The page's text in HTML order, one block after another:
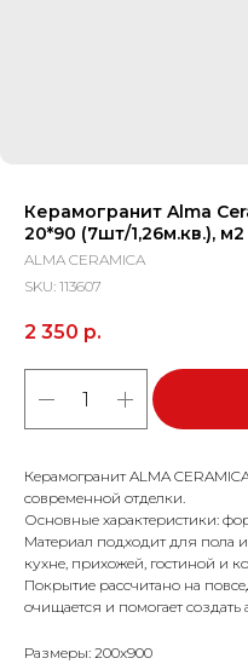
Керамогранит Alma
20*90 (7шт/1,26м.кв.), м2
ALMA CERAMICA
SKU: 113607
2 350 р.
Керамогранит ALMA
современной отделки.
Основные характеристики:
Материал подходит для пола
кухне, прихожей, гостиной и
Покрытие рассчитано на
очищается и помогает
Размеры: 200x900